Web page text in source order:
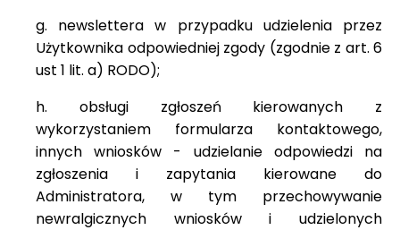
g. newslettera w przypadku udzielenia przez
Użytkownika odpowiedniej zgody (zgodnie z art. 6
ust 1 lit. a) RODO);
h. obsługi zgłoszeń kierowanych z
wykorzystaniem formularza kontaktowego,
innych wniosków - udzielanie odpowiedzi na
zgłoszenia i zapytania kierowane do
Administratora, w tym przechowywanie
newralgicznych wniosków i udzielonych